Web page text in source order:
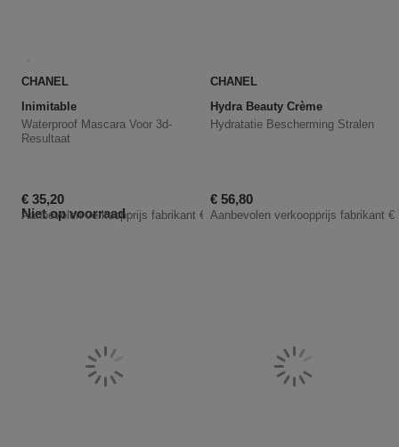
Niet op voorraad
CHANEL
Inimitable
Waterproof Mascara Voor 3d-
Resultaat
Kortingsprijs
€ 35,20
Aanbevolen verkoopprijs fabrikant € 44,00
CHANEL
Hydra Beauty Crème
Hydratatie Bescherming Stralen
Kortingsprijs
€ 56,80
Aanbevolen verkoopprijs fabrikant €